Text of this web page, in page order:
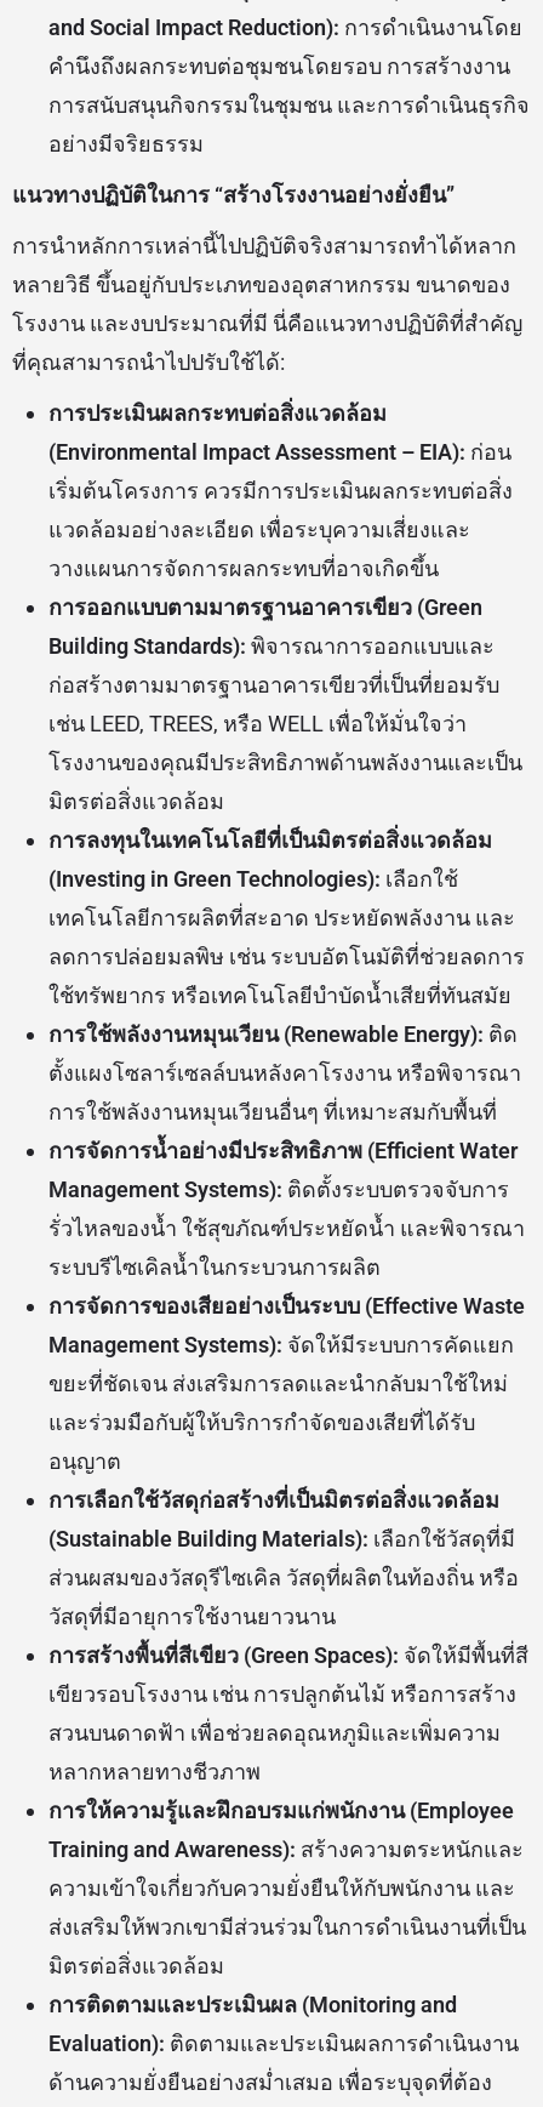
and Social Impact Reduction): การดำเนินงานโดย
คำนึงถึงผลกระทบต่อชุมชนโดยรอบ การสร้างงาน
การสนับสนุนกิจกรรมในชุมชน และการดำเนินธุรกิจ
อย่างมีจริยธรรม
แนวทางปฏิบัติในการ “สร้างโรงงานอย่างยั่งยืน”
การนำหลักการเหล่านี้ไปปฏิบัติจริงสามารถทำได้หลาก
หลายวิธี ขึ้นอยู่กับประเภทของอุตสาหกรรม ขนาดของ
โรงงาน และงบประมาณที่มี นี่คือแนวทางปฏิบัติที่สำคัญ
ที่คุณสามารถนำไปปรับใช้ได้:
การประเมินผลกระทบต่อสิ่งแวดล้อม
(Environmental Impact Assessment – EIA): ก่อน
เริ่มต้นโครงการ ควรมีการประเมินผลกระทบต่อสิ่ง
แวดล้อมอย่างละเอียด เพื่อระบุความเสี่ยงและ
วางแผนการจัดการผลกระทบที่อาจเกิดขึ้น
การออกแบบตามมาตรฐานอาคารเขียว (Green
Building Standards): พิจารณาการออกแบบและ
ก่อสร้างตามมาตรฐานอาคารเขียวที่เป็นที่ยอมรับ
เช่น LEED, TREES, หรือ WELL เพื่อให้มั่นใจว่า
โรงงานของคุณมีประสิทธิภาพด้านพลังงานและเป็น
มิตรต่อสิ่งแวดล้อม
การลงทุนในเทคโนโลยีที่เป็นมิตรต่อสิ่งแวดล้อม
(Investing in Green Technologies): เลือกใช้
เทคโนโลยีการผลิตที่สะอาด ประหยัดพลังงาน และ
ลดการปล่อยมลพิษ เช่น ระบบอัตโนมัติที่ช่วยลดการ
ใช้ทรัพยากร หรือเทคโนโลยีบำบัดน้ำเสียที่ทันสมัย
การใช้พลังงานหมุนเวียน (Renewable Energy): ติด
ตั้งแผงโซลาร์เซลล์บนหลังคาโรงงาน หรือพิจารณา
การใช้พลังงานหมุนเวียนอื่นๆ ที่เหมาะสมกับพื้นที่
การจัดการน้ำอย่างมีประสิทธิภาพ (Efficient Water
Management Systems): ติดตั้งระบบตรวจจับการ
รั่วไหลของน้ำ ใช้สุขภัณฑ์ประหยัดน้ำ และพิจารณา
ระบบรีไซเคิลน้ำในกระบวนการผลิต
การจัดการของเสียอย่างเป็นระบบ (Effective Waste
Management Systems): จัดให้มีระบบการคัดแยก
ขยะที่ชัดเจน ส่งเสริมการลดและนำกลับมาใช้ใหม่
และร่วมมือกับผู้ให้บริการกำจัดของเสียที่ได้รับ
อนุญาต
การเลือกใช้วัสดุก่อสร้างที่เป็นมิตรต่อสิ่งแวดล้อม
(Sustainable Building Materials): เลือกใช้วัสดุที่มี
ส่วนผสมของวัสดุรีไซเคิล วัสดุที่ผลิตในท้องถิ่น หรือ
วัสดุที่มีอายุการใช้งานยาวนาน
การสร้างพื้นที่สีเขียว (Green Spaces): จัดให้มีพื้นที่สี
เขียวรอบโรงงาน เช่น การปลูกต้นไม้ หรือการสร้าง
สวนบนดาดฟ้า เพื่อช่วยลดอุณหภูมิและเพิ่มความ
หลากหลายทางชีวภาพ
การให้ความรู้และฝึกอบรมแก่พนักงาน (Employee
Training and Awareness): สร้างความตระหนักและ
ความเข้าใจเกี่ยวกับความยั่งยืนให้กับพนักงาน และ
ส่งเสริมให้พวกเขามีส่วนร่วมในการดำเนินงานที่เป็น
มิตรต่อสิ่งแวดล้อม
การติดตามและประเมินผล (Monitoring and
Evaluation): ติดตามและประเมินผลการดำเนินงาน
ด้านความยั่งยืนอย่างสม่ำเสมอ เพื่อระบุจุดที่ต้อง